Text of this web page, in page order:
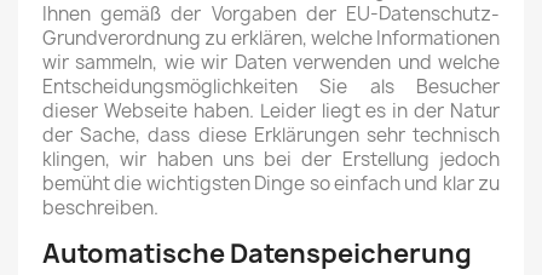
Ihnen gemäß der Vorgaben der EU-Datenschutz-
Grundverordnung zu erklären, welche Informationen
wir sammeln, wie wir Daten verwenden und welche
Entscheidungsmöglichkeiten Sie als Besucher
dieser Webseite haben. Leider liegt es in der Natur
der Sache, dass diese Erklärungen sehr technisch
klingen, wir haben uns bei der Erstellung jedoch
bemüht die wichtigsten Dinge so einfach und klar zu
beschreiben.
Automatische Datenspeicherung